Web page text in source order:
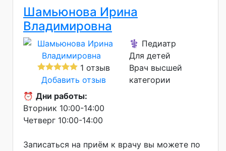
Шамьюнова Ирина
Владимировна
1 отзыв
Добавить отзыв
⚕️ Педиатр
Для детей
Врач высшей
категории
⏰ Дни работы:
Вторник 10:00-14:00
Четверг 10:00-14:00
Записаться на приём к врачу вы можете по